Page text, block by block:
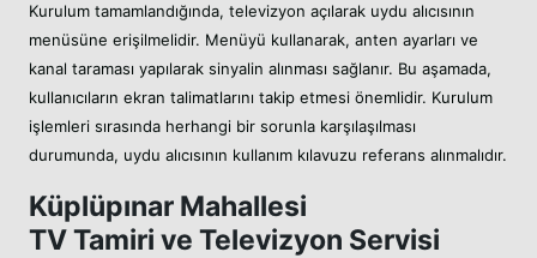
Kurulum tamamlandığında, televizyon açılarak uydu alıcısının
menüsüne erişilmelidir. Menüyü kullanarak, anten ayarları ve
kanal taraması yapılarak sinyalin alınması sağlanır. Bu aşamada,
kullanıcıların ekran talimatlarını takip etmesi önemlidir. Kurulum
işlemleri sırasında herhangi bir sorunla karşılaşılması
durumunda, uydu alıcısının kullanım kılavuzu referans alınmalıdır.
Küplüpınar Mahallesi
TV Tamiri ve Televizyon Servisi